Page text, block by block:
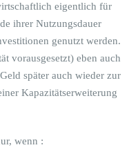
eigentlich für
ihrer Nutzungsdauer
genutzt werden.
vorausgesetzt) eben auch
später auch wieder zur
Kapazitätserweiterung
wenn :